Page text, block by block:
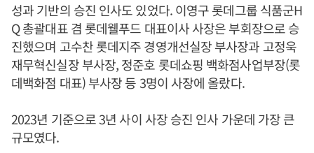
성과 기반의 승진 인사도 있었다. 이영구 롯데그룹 식품군H
Q 총괄대표 겸 롯데웰푸드 대표이사 사장은 부회장으로 승
진했으며 고수찬 롯데지주 경영개선실장 부사장과 고정욱
재무혁신실장 부사장, 정준호 롯데쇼핑 백화점사업부장(롯
데백화점 대표) 부사장 등 3명이 사장에 올랐다.
2023년 기준으로 3년 사이 사장 승진 인사 가운데 가장 큰
규모였다.